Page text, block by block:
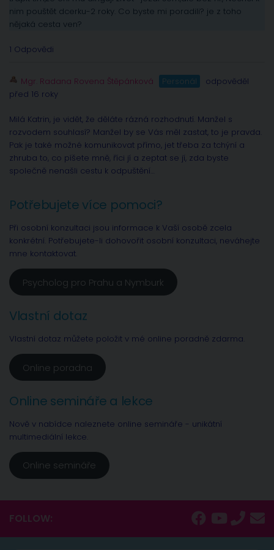
nim pouštět dcerku-2 roky. Co byste mi poradili? je z toho
nějaká cesta ven?
1 Odpovědi
Mgr. Radana Rovena Štěpánková Personál
odpověděl
před 16 roky
Milá Katrin, je vidět, že děláte rázná rozhodnutí. Manžel s
rozvodem souhlasí? Manžel by se Vás měl zastat, to je pravda.
Pak je také možné komunikovat přímo, jet třeba za tchýní a
zhruba to, co píšete mně, říci jí a zeptat se jí, zda byste
společně nenašli cestu k odpuštění…
Potřebujete více pomoci?
Při osobní konzultaci jsou informace k Vaší osobě zcela
konkrétní. Potřebujete-li dohovořit osobní konzultaci, neváhejte
mne kontaktovat.
Psycholog pro Prahu a Nymburk
Vlastní dotaz
Vlastní dotaz můžete položit v mé online poradně zdarma.
Online poradna
Online semináře a lekce
Nově v nabídce naleznete online semináře - unikátní
multimediální lekce.
Online semináře
FOLLOW: